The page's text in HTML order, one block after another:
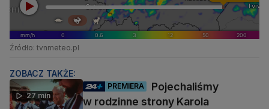
Źródło: tvnmeteo.pl
ZOBACZ TAKŻE:
27 min
PREMIERA
Pojechaliśmy
w rodzinne strony Karola